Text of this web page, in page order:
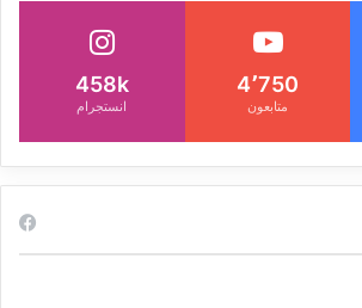
4٬750
متابعون
458k
انستجرام